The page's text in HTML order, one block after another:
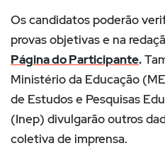
Os candidatos poderão
provas objetivas e na
Página do Participante.
Ministério da Educação
de Estudos e Pesquisas
(Inep) divulgarão outros
coletiva de imprensa.